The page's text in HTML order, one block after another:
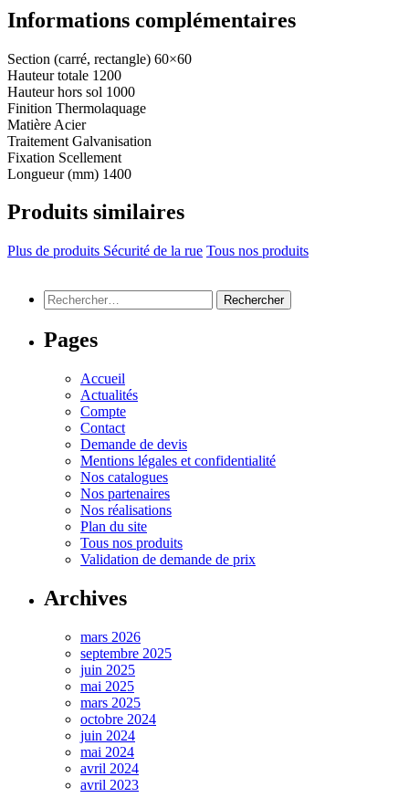
Informations complémentaires
Section (carré, rectangle) 60×60
Hauteur totale 1200
Hauteur hors sol 1000
Finition Thermolaquage
Matière Acier
Traitement Galvanisation
Fixation Scellement
Longueur (mm) 1400
Produits similaires
Plus de produits Sécurité de la rue Tous nos produits
Rechercher :
Pages
Accueil
Actualités
Compte
Contact
Demande de devis
Mentions légales et confidentialité
Nos catalogues
Nos partenaires
Nos réalisations
Plan du site
Tous nos produits
Validation de demande de prix
Archives
mars 2026
septembre 2025
juin 2025
mai 2025
mars 2025
octobre 2024
juin 2024
mai 2024
avril 2024
avril 2023